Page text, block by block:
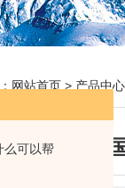
么可以帮
网站首页 > 产品中心
美